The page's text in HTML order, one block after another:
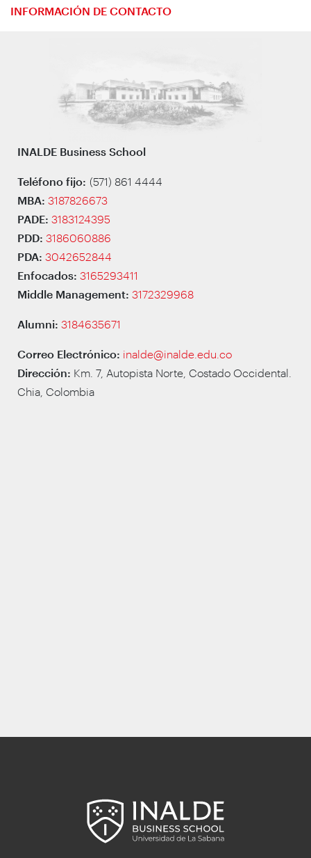
INFORMACIÓN DE CONTACTO
INALDE Business School
Teléfono fijo: (571) 861 4444
MBA: 3187826673
PADE: 3183124395
PDD: 3186060886
PDA: 3042652844
Enfocados: 3165293411
Middle Management: 3172329968
Alumni: 3184635671
Correo Electrónico: inalde@inalde.edu.co
Dirección: Km. 7, Autopista Norte, Costado Occidental.
Chia, Colombia